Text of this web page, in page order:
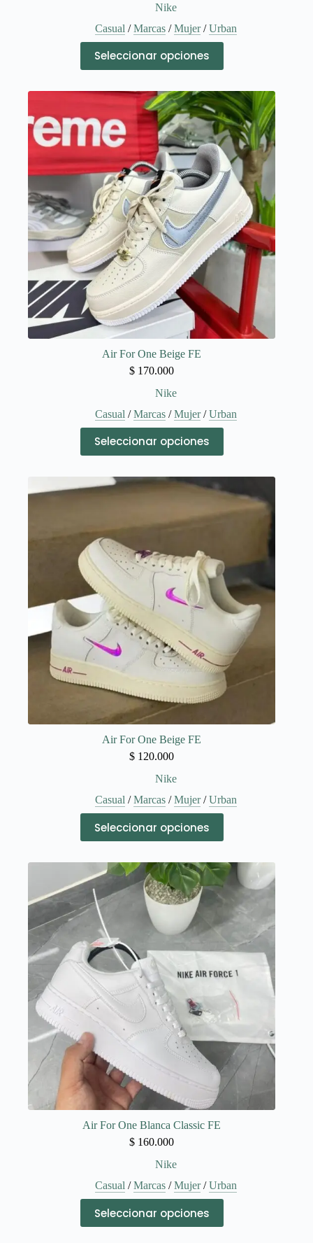
Nike
Casual /Marcas/Mujer/Urban
Seleccionar opciones
producto
tiene
variantes.
Las
opciones
se
pueden
elegir
en
la
página
de
producto
Air For One Beige FE
$ 170.000
Nike
Casual /Marcas/Mujer/Urban
Seleccionar opciones
producto
tiene
variantes.
se
en
la
página
de
producto
Air For One Beige FE
$ 120.000
Nike
Casual /Marcas/Mujer/Urban
Seleccionar opciones
producto
tiene
variantes.
Las
opciones
se
pueden
elegir
la
página
de
producto
Air For One Blanca Classic FE
$ 160.000
Nike
Casual /Marcas/Mujer/Urban
Seleccionar opciones
producto
tiene